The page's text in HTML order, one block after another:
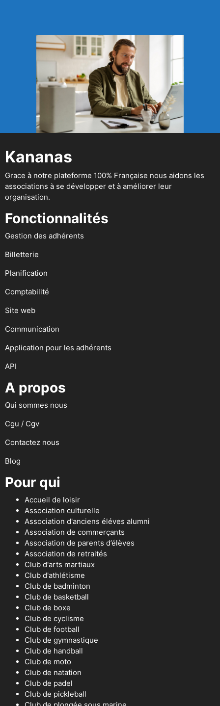
Kananas
Grace à notre plateforme 100% Française nous aidons les
associations à se développer et à améliorer leur
organisation.
Fonctionnalités
Gestion des adhérents
Billetterie
Planification
Comptabilité
Site web
Communication
Application pour les adhérents
API
A propos
Qui sommes nous
Cgu / Cgv
Contactez nous
Blog
Pour qui
Accueil de loisir
Association culturelle
Association d'anciens éléves alumni
Association de commerçants
Association de parents d’élèves
Association de retraités
Club d'arts martiaux
Club d'athlétisme
Club de badminton
Club de basketball
Club de boxe
Club de cyclisme
Club de football
Club de gymnastique
Club de handball
Club de moto
Club de natation
Club de padel
Club de pickleball